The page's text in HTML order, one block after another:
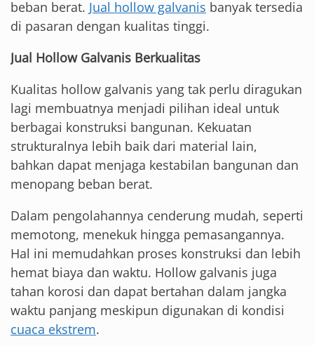
beban berat. Jual hollow galvanis banyak tersedia
di pasaran dengan kualitas tinggi.
Jual Hollow Galvanis Berkualitas
Kualitas hollow galvanis yang tak perlu diragukan
lagi membuatnya menjadi pilihan ideal untuk
berbagai konstruksi bangunan. Kekuatan
strukturalnya lebih baik dari material lain,
bahkan dapat menjaga kestabilan bangunan dan
menopang beban berat.
Dalam pengolahannya cenderung mudah, seperti
memotong, menekuk hingga pemasangannya.
Hal ini memudahkan proses konstruksi dan lebih
hemat biaya dan waktu. Hollow galvanis juga
tahan korosi dan dapat bertahan dalam jangka
waktu panjang meskipun digunakan di kondisi
cuaca ekstrem.